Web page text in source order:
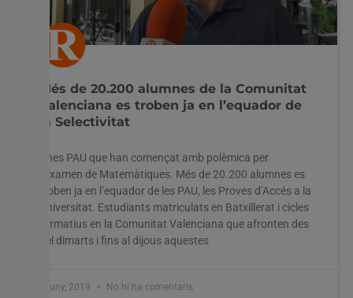
Més de 20.200 alumnes de la Comunitat
Valenciana es troben ja en l’equador de
la Selectivitat
Unes PAU que han començat amb polèmica per
l’examen de Matemàtiques. Més de 20.200 alumnes es
troben ja en l’equador de les PAU, les Proves d’Accés a la
Universitat. Estudiants matriculats en Batxillerat i cicles
formatius en la Comunitat Valenciana que afronten des
del dimarts i fins al dijous aquestes
5 juny, 2019 No hi ha comentaris
Utilitzem cookies al nostre lloc web per oferir-vos
l'experiència més rellevant recordant les vostres preferències
i visites repetides. En fer clic a "Acceptar-ho tot", accepteu
l'ús de TOTES les cookies. Tanmateix, podeu visitar
"Configuració de les galetes" per proporcionar un
consentiment controlat.